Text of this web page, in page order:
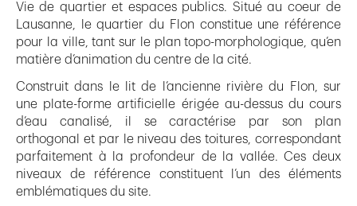
Vie de quartier et espaces publics. Situé au coeur de
Lausanne, le quartier du Flon constitue une référence
pour la ville, tant sur le plan topo-morphologique, qu’en
matière d’animation du centre de la cité.
Construit dans le lit de l’ancienne rivière du Flon, sur
une plate-forme artificielle érigée au-dessus du cours
d’eau canalisé, il se caractérise par son plan
orthogonal et par le niveau des toitures, correspondant
parfaitement à la profondeur de la vallée. Ces deux
niveaux de référence constituent l’un des éléments
emblématiques du site.